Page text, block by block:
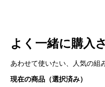
よく一緒に購入
あわせて使いたい、人気の組
現在の商品（選択済み）